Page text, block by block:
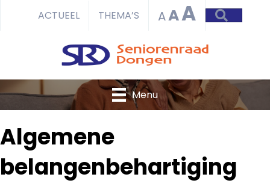
ACTUEEL THEMA’S AAA
Menu
Algemene
belangenbehartiging